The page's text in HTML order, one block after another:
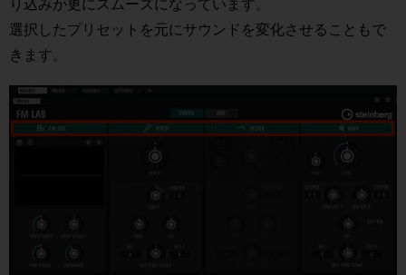
選択したプリセットを元にサウンドを変化させることもで
きます。